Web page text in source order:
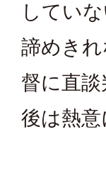
してい
諦めき
督に直
後は熱意